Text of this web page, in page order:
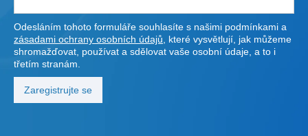
Odesláním tohoto formuláře souhlasíte s našimi podmínkami a
zásadami ochrany osobních údajů , které vysvětlují, jak můžeme
shromažďovat, používat a sdělovat vaše osobní údaje, a to i
třetím stranám.